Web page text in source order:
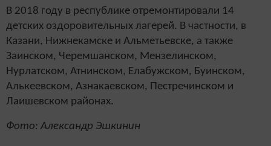
В 2018 году в республике отремонтировали 14
детских оздоровительных лагерей. В частности, в
Казани, Нижнекамске и Альметьевске, а также
Заинском, Черемшанском, Мензелинском,
Нурлатском, Атнинском, Елабужском, Буинском,
Алькеевском, Азнакаевском, Пестречинском и
Лаишевском районах.
Фото: Александр Эшкинин